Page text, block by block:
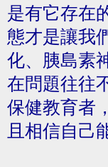
是有它存在
態才是讓我
化、胰島素
在問題往往
保健教育者
且相信自己